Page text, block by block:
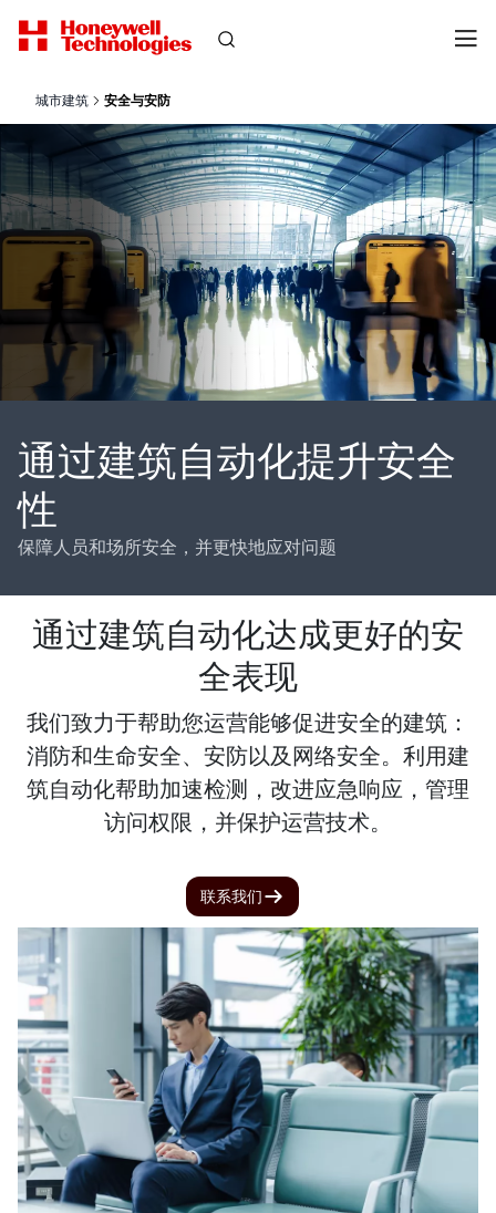
城市建筑 安全与安防
通过建筑自动化提升安全
性
保障人员和场所安全，并更快地应对问题
通过建筑自动化达成更好的安
全表现
我们致力于帮助您运营能够促进安全的建筑：
消防和生命安全、安防以及网络安全。利用建
筑自动化帮助加速检测，改进应急响应，管理
访问权限，并保护运营技术。
联系我们